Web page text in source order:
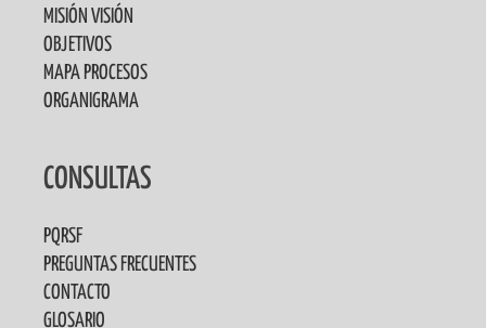
MISIÓN VISIÓN
OBJETIVOS
MAPA PROCESOS
ORGANIGRAMA
CONSULTAS
PQRSF
PREGUNTAS FRECUENTES
CONTACTO
GLOSARIO